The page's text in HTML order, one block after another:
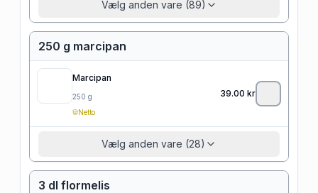
Vælg anden vare (89)
250 g marcipan
Marcipan
250 g
Netto
39.00 kr
Vælg anden vare (28)
3 dl flormelis